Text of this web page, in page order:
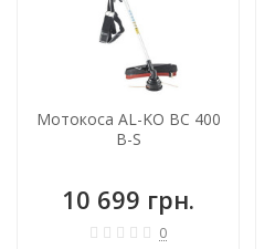
Мотокоса AL-KO BC 400
B-S
10 699 грн.
0